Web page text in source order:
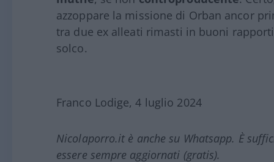
azzoppare la missione di Orban ancor
tra due ex alleati rimasti in buoni
solco.
Franco Lodige, 4 luglio 2024
Nicolaporro.it è anche su Whatsapp. È
essere sempre aggiornati (gratis).